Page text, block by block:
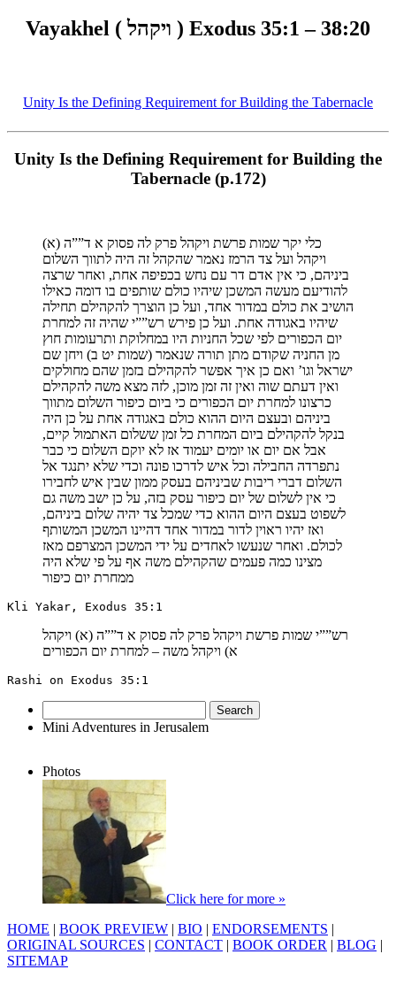
Vayakhel ( ויקהל ) Exodus 35:1 – 38:20
Unity Is the Defining Requirement for Building the Tabernacle
Unity Is the Defining Requirement for Building the
Tabernacle (p.172)
כלי יקר שמות פרשת ויקהל פרק לה פסוק א ד””ה (א)
ויקהל ועל צד הרמז נאמר שהקהל זה היה לתווך השלום
ביניהם, כי אין אדם דר עם נחש בכפיפה אחת, ואחר שרצה
להודיעם מעשה המשכן שיהיו כולם שותפים בו דומה כאילו
הושיב את כולם במדור אחד, ועל כן הוצרך להקהילם תחילה
שיהיו באגודה אחת. ועל כן פירש רש””י שהיה זה למחרת
יום הכפורים לפי שכל החניות היו במחלוקת ותרעומות חוץ
מן החניה שקודם מתן תורה שנאמר (שמות יט ב) ויחן שם
ישראל וגו’ ואם כן איך אפשר להקהילם בזמן שהם מחולקים
ואין דעתם שוה ואין זה זמן מוכן, לזה מצא משה להקהילם
כרצונו למחרת יום הכפורים כי ביום כיפור השלום מתווך
ביניהם ובעצם היום ההוא כולם באגודה אחת על כן היה
בנקל להקהילם ביום המחרת כל זמן ששלום האתמול קיים,
אבל אם יום או יומים יעמוד אז לא יוקם השלום כי כבר
נתפרדה החבילה וכל איש לדרכו פונה וכדי שלא יתנגד אל
השלום דברי ריבות שביניהם בעסק ממון שבין איש לחבירו
כי אין לשלום של יום כיפור עסק בזה, על כן ישב משה גם
לשפוט בעצם היום ההוא כדי שמכל צד יהיה שלום ביניהם,
ואז יהיו ראוין לדור במדור אחד דהיינו המשכן המשותף
לכולם. ואחר שנעשו לאחדים על ידי המשכן המצרפם מאז
מצינו כמה פעמים שהקהילם משה אף על פי שלא היה
ממחרת יום כיפור
Kli Yakar, Exodus 35:1
רש””י שמות פרשת ויקהל פרק לה פסוק א ד””ה (א) ויקהל
א) ויקהל משה – למחרת יום הכפורים
Rashi on Exodus 35:1
for:
Mini Adventures in Jerusalem
Photos
Click here for more »
HOME | BOOK PREVIEW | BIO | ENDORSEMENTS |
ORIGINAL SOURCES | CONTACT | BOOK ORDER | BLOG |
SITEMAP